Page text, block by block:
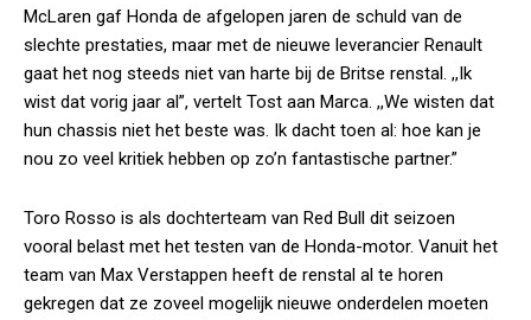
McLaren gaf Honda de afgelopen jaren de schuld van de
slechte prestaties, maar met de nieuwe leverancier Renault
gaat het nog steeds niet van harte bij de Britse renstal. ,,Ik
wist dat vorig jaar al”, vertelt Tost aan Marca. ,,We wisten dat
hun chassis niet het beste was. Ik dacht toen al: hoe kan je
nou zo veel kritiek hebben op zo’n fantastische partner.”
Toro Rosso is als dochterteam van Red Bull dit seizoen
vooral belast met het testen van de Honda-motor. Vanuit het
team van Max Verstappen heeft de renstal al te horen
gekregen dat ze zoveel mogelijk nieuwe onderdelen moeten